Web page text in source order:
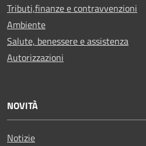
Tributi,finanze e contravvenzioni
Ambiente
Salute, benessere e assistenza
Autorizzazioni
NOVITÀ
Notizie